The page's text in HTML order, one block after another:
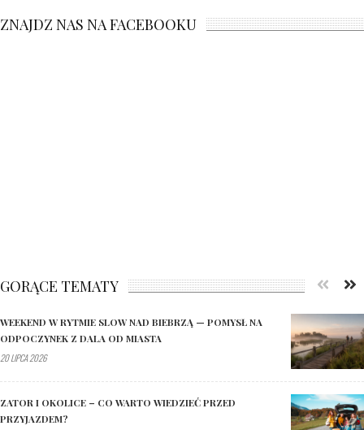
ZNAJDZ NAS NA FACEBOOKU
GORĄCE TEMATY
WEEKEND W RYTMIE SLOW NAD BIEBRZĄ — POMYSŁ NA
ODPOCZYNEK Z DALA OD MIASTA
20 LIPCA 2026
ZATOR I OKOLICE – CO WARTO WIEDZIEĆ PRZED
PRZYJAZDEM?